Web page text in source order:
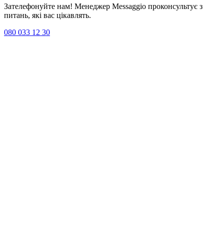
Зателефонуйте нам! Менеджер Messaggio проконсультує з
питань, які вас цікавлять.
080 033 12 30